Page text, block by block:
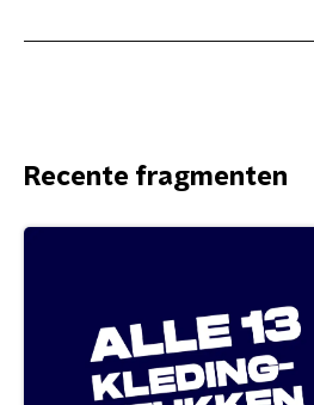
Recente fragmenten